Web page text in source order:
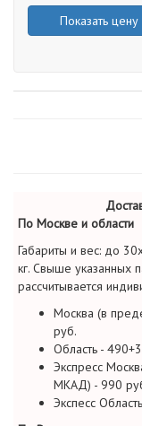
Показать цену
По Москве и области
Габариты и вес: до
кг. Свыше указанных
рассчитывается
Москва (в
руб.
Область -
Экспресс
МКАД) - 990
Экспесс